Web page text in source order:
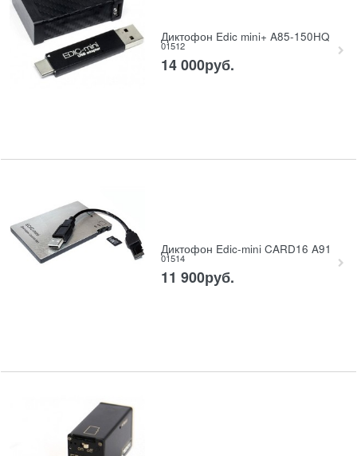
Диктофон Edic mini+ A85-150HQ
01512
14 000руб.
Диктофон Edic-mini CARD16 A91
01514
11 900руб.